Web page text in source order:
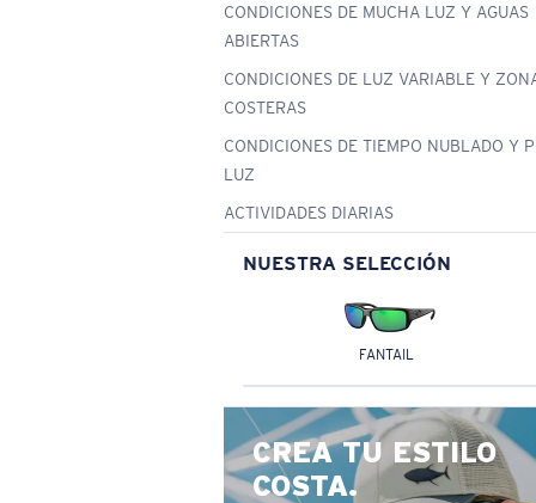
CONDICIONES DE MUCHA LUZ Y AGUAS
ABIERTAS
CONDICIONES DE LUZ VARIABLE Y
COSTERAS
CONDICIONES DE TIEMPO NUBLADO Y
LUZ
ACTIVIDADES DIARIAS
NUESTRA SELECCIÓN
FANTAIL
CREA TU ESTILO
COSTA.